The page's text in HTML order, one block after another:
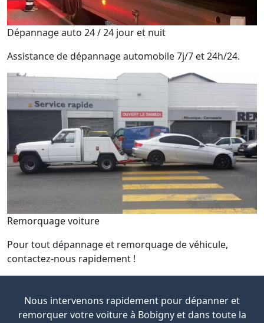
Dépannage auto 24 / 24 jour et nuit
Assistance de dépannage automobile 7j/7 et 24h/24.
Remorquage voiture
Pour tout dépannage et remorquage de véhicule,
contactez-nous rapidement !
Nous intervenons rapidement pour dépanner et
remorquer votre voiture à Bobigny et dans toute la